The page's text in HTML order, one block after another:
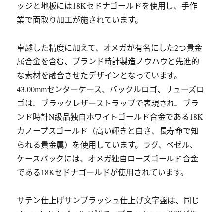
ッジと地板には18Kセドナゴールドを使用し、手作
業で面取り加工が施されています。
卓越した精度に加えて、オメガが有名にした2つ貴金
属合金を含む、ブランド時計製造ノウハウと先進的
な素材を融合させたデザインとなっています。
43.00mmセンターケース、バックルロゴ、リューズロ
ゴは、ブラックレザーストラップで表現され、ブラ
ンド時計N級品独自ホワイトゴールド合金である18K
カノープスゴールド（高い輝きと白さ、長寿命で知
られる貴金属）を使用しています。ラグ、ベゼル、
ケースバックには、オメガ独自ローズゴールド合金
である18Kセドナゴールドが使用されています。
サテン仕上げサンブラッシュ仕上げ文字盤は、同じ